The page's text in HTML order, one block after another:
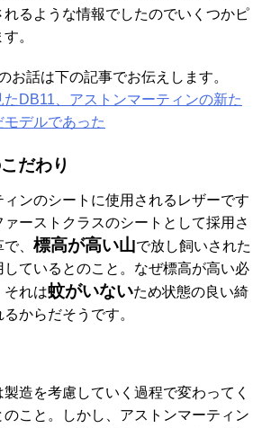
れるような情報でしたのでいくつかピ
。
お話は下の記事でお伝えします。
DB11、アストンマーティンの新た
デルであった
だわり
ィンのシートに使用されるレザーです
ーストクラスのシートとして採用さ
、 標高が高い山で放し飼いされた
ているとのこと。なぜ標高が高い必
それは蚊がいないため状態の良い綺
からだそうです。
造を考慮していく過程で変わってく
のこと。しかし、アストンマーティン